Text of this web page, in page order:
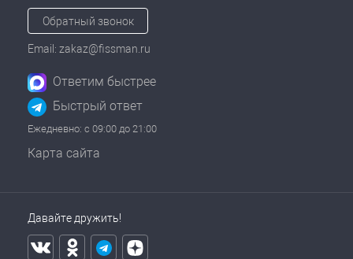
Обратный звонок
Email: zakaz@fissman.ru
Ответим быстрее
Быстрый ответ
Ежедневно: с 09:00 до 21:00
Карта сайта
Давайте дружить!